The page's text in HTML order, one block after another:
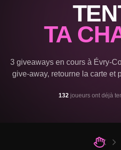
TA
3 giveaways en cours à Évry-
give-away, retourne la carte et
132joueursont déjà